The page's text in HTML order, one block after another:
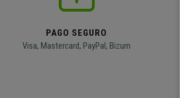
PAGO SEGURO
Visa, Mastercard, PayPal, Bizum